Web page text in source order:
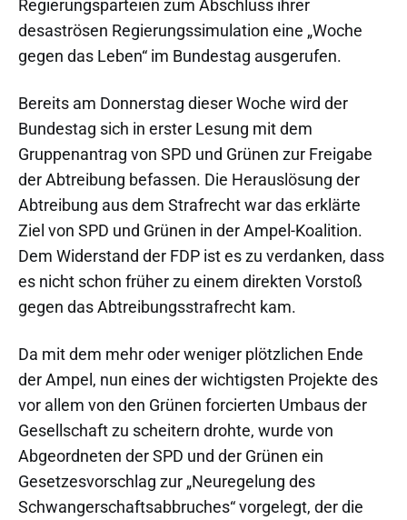
Regierungsparteien zum Abschluss ihrer
desaströsen Regierungssimulation eine „Woche
gegen das Leben“ im Bundestag ausgerufen.
Bereits am Donnerstag dieser Woche wird der
Bundestag sich in erster Lesung mit dem
Gruppenantrag von SPD und Grünen zur Freigabe
der Abtreibung befassen. Die Herauslösung der
Abtreibung aus dem Strafrecht war das erklärte
Ziel von SPD und Grünen in der Ampel-Koalition.
Dem Widerstand der FDP ist es zu verdanken, dass
es nicht schon früher zu einem direkten Vorstoß
gegen das Abtreibungsstrafrecht kam.
Da mit dem mehr oder weniger plötzlichen Ende
der Ampel, nun eines der wichtigsten Projekte des
vor allem von den Grünen forcierten Umbaus der
Gesellschaft zu scheitern drohte, wurde von
Abgeordneten der SPD und der Grünen ein
Gesetzesvorschlag zur „Neuregelung des
Schwangerschaftsabbruches“ vorgelegt, der die